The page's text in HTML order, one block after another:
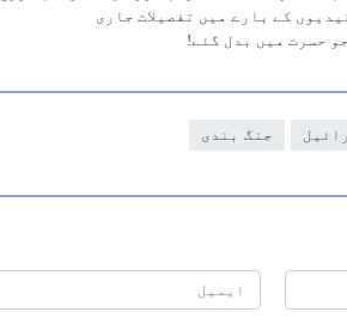
کے بارے میں تفصیلات جاری
حسرت میں بدل گئے!
جنگ بندی